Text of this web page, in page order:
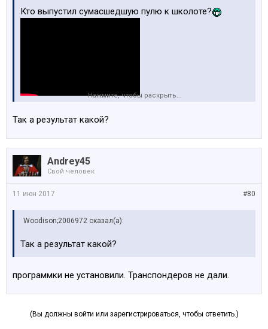
Кто выпустил сумасшедшую пулю к школоте?
Нажмите, чтобы раскрыть...
Так а результат какой?
Andrey45
Свой человек
#80
11 июн 2017
Woodison;2006972 сказал(а):
Так а результат какой?
программки не установили. Транспондеров не дали.
(Вы должны войти или зарегистрироваться, чтобы ответить.)